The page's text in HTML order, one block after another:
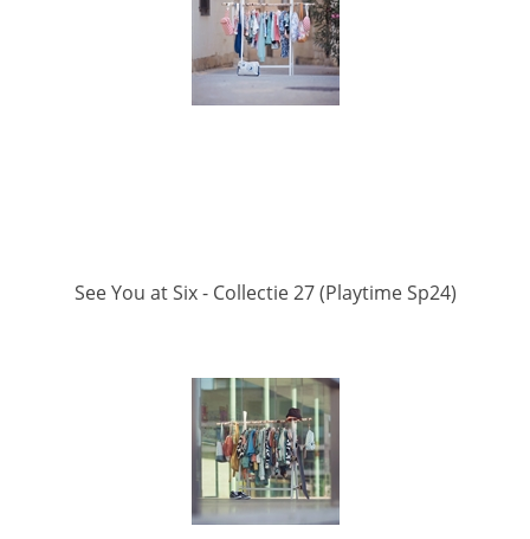
See You at Six - Collectie 27 (Playtime Sp24)